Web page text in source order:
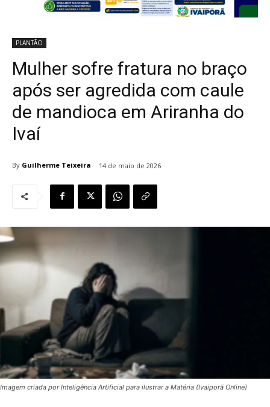
PLANTÃO
Mulher sofre fratura no braço
após ser agredida com caule
de mandioca em Ariranha do
Ivaí
By Guilherme Teixeira 14 de maio de 2026
Imagem criada por Inteligência Artificial para ilustrar a Matéria (Ivaiporã Online)